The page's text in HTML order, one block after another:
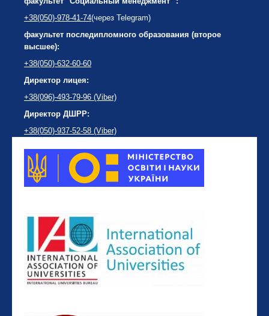
+38(050)-978-41-74(через Telegram)
факультет последипломного образования (второе
высшее):
+38(050)-632-60-60
Директор лицея:
+38(096)-493-79-96 (Viber)
Директор ДШРР:
+38(050)-937-52-58 (Viber)